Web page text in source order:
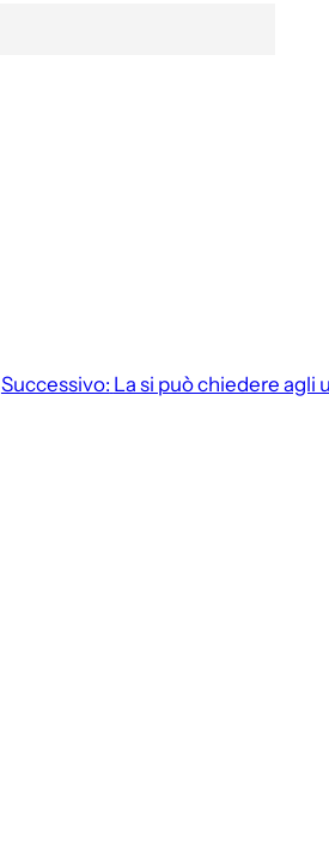
Successivo: La si può chiedere agli